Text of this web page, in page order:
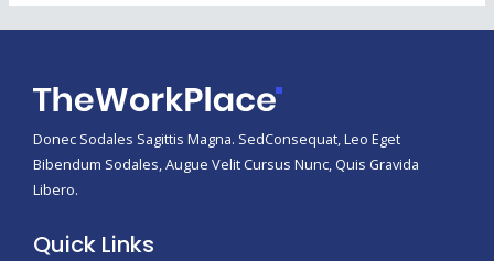
какой
выбрать?
МОФТ
Donec Sodales Sagittis Magna. SedConsequat, Leo Eget
Bibendum Sodales, Augue Velit Cursus Nunc, Quis Gravida
Libero.
Quick Links